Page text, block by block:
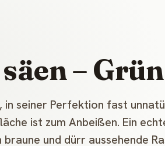
–
in seiner Perfektion fast
ist zum Anbeißen. Ein
und dürr aussehende